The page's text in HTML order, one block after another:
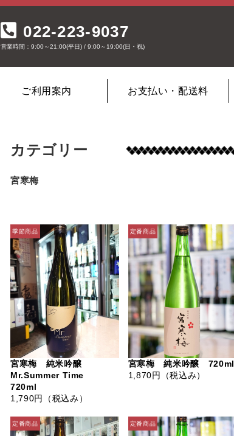
022-223-9037
営業時間： 9:00～21:00(平日) / 9:00～19:00(日・祝)
ご利用案内 お支払い・配送料
カテゴリー
宮寒梅
宮寒梅 純米吟醸
Mr.Summer Time
720ml
1,790円
（税込み）
宮寒梅 純米吟醸 720ml
1,870円
（税込み）